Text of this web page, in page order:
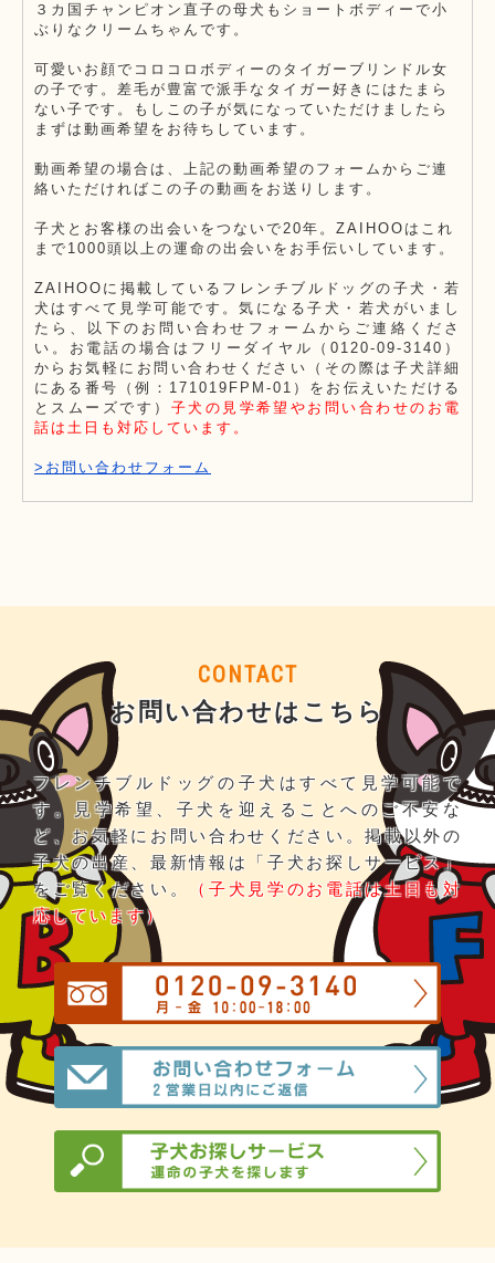
３カ国チャンピオン直子の母犬もショートボディーで小
ぶりなクリームちゃんです。
可愛いお顔でコロコロボディーのタイガーブリンドル女
の子です。差毛が豊富で派手なタイガー好きにはたまら
ない子です。もしこの子が気になっていただけましたら
まずは動画希望をお待ちしています。
動画希望の場合は、上記の動画希望のフォームからご連
絡いただければこの子の動画をお送りします。
子犬とお客様の出会いをつないで20年。ZAIHOOはこれ
まで1000頭以上の運命の出会いをお手伝いしています。
ZAIHOOに掲載しているフレンチブルドッグの子犬・若
犬はすべて見学可能です。気になる子犬・若犬がいまし
たら、以下のお問い合わせフォームからご連絡くださ
い。お電話の場合はフリーダイヤル（0120-09-3140）
からお気軽にお問い合わせください（その際は子犬詳細
にある番号（例：171019FPM-01）をお伝えいただける
とスムーズです） 子犬の見学希望やお問い合わせのお電
話は土日も対応しています。
>お問い合わせフォーム
CONTACT
お問い合わせはこちら
フレンチブルドッグの子犬はすべて見学可能で
す。見学希望、子犬を迎えることへのご不安な
ど、お気軽にお問い合わせください。掲載以外の
子犬の出産、最新情報は「子犬お探しサービス」
をご覧ください。
（子犬見学のお電話は土日も対
応しています）